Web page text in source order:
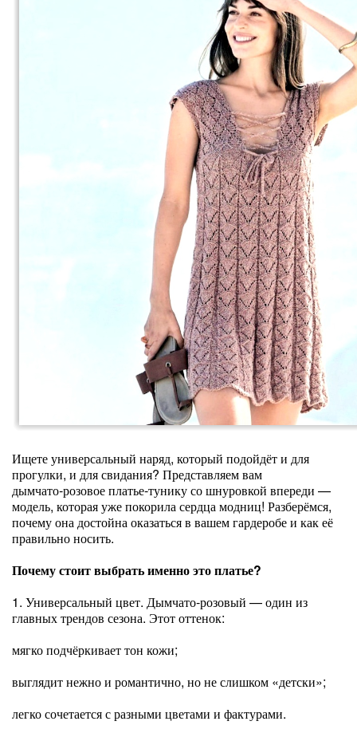
Ищете универсальный наряд, который подойдёт и для
прогулки, и для свидания? Представляем вам
дымчато‑розовое платье‑тунику со шнуровкой впереди —
модель, которая уже покорила сердца модниц! Разберёмся,
почему она достойна оказаться в вашем гардеробе и как её
правильно носить.
Почему стоит выбрать именно это платье?
1. Универсальный цвет. Дымчато‑розовый — один из
главных трендов сезона. Этот оттенок:
мягко подчёркивает тон кожи;
выглядит нежно и романтично, но не слишком «детски»;
легко сочетается с разными цветами и фактурами.